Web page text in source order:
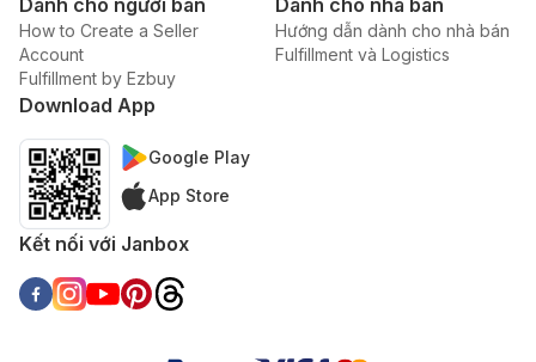
Dành cho người bán
How to Create a Seller
Account
Fulfillment by Ezbuy
Dành cho nhà bán
Hướng dẫn dành cho nhà bán
Fulfillment và Logistics
Download App
Google Play
App Store
Kết nối với Janbox